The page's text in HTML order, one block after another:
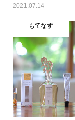
2021.07.14
もてなす